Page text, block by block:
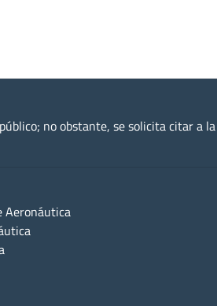
no obstante, se solicita citar a la
Aeronáutica